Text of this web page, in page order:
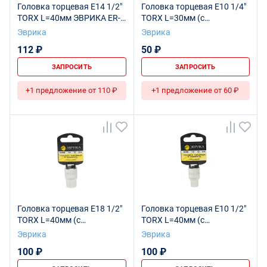
Головка торцевая Е14 1/2"
TORX L=40мм ЭВРИКА ER-
91604 1/160
Эврика
112 ₽
ЗАПРОСИТЬ
+1 предложение от 110 ₽
Головка торцевая E10 1/4"
TORX L=30мм (с
держателем) ЭВРИКА ER-
Эврика
50 ₽
ЗАПРОСИТЬ
+1 предложение от 60 ₽
Головка торцевая Е18 1/2"
TORX L=40мм (с
держателем) ЭВРИКА ER-
Эврика
100 ₽
Головка торцевая Е10 1/2"
TORX L=40мм (с
держателем) ЭВРИКА ER-
Эврика
100 ₽